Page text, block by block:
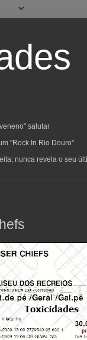
salutar
"Rock In Rio Douro"
nunca revela o seu